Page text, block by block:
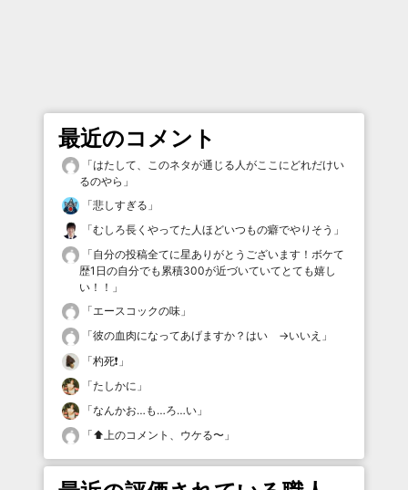
最近のコメント
「はたして、このネタが通じる人がここにどれだけい
るのやら 」
「悲しすぎる 」
「むしろ長くやってた人ほどいつもの癖でやりそう 」
「自分の投稿全てに星ありがとうございます！ボケて
歴1日の自分でも累積300が近づいていてとても嬉し
い！！ 」
「エースコックの味 」
「彼の血肉になってあげますか？はい →いいえ 」
「杓死❗️ 」
「たしかに 」
「なんかお…も…ろ…い 」
「⬆️上のコメント、ウケる〜 」